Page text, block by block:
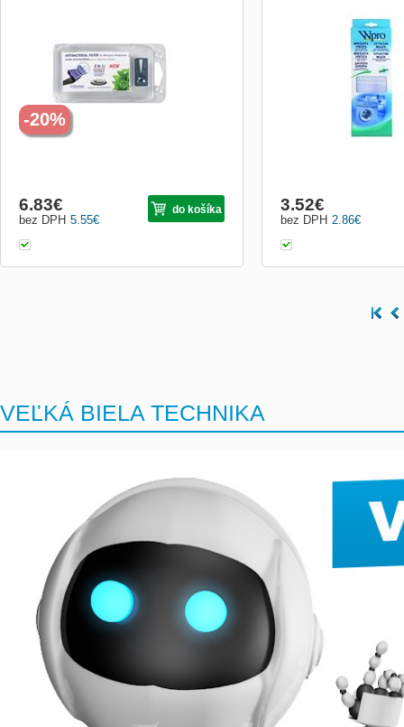
vzduchového fi ltra zakomponované
aktívne zložky MicrobanŽ. Tie sú
rovnomerne rozložené vo vláknach po
celom povrchu aj hlboko v materiáli fi ltra.
5.55€
bez DPH
6.83€ do košíka
-20%
2.86€
bez DPH
3.52€
VEĽKÁ BIELA TECHNIKA